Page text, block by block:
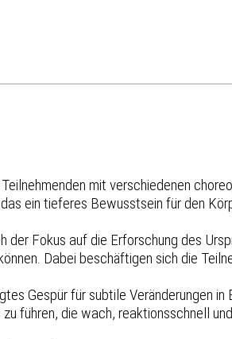
mit verschiedenen
ein tieferes Bewusstsein für den
der Fokus auf die Erforschung des
Dabei beschäftigen sich die
Gespür für subtile Veränderungen
führen, die wach, reaktionsschnell